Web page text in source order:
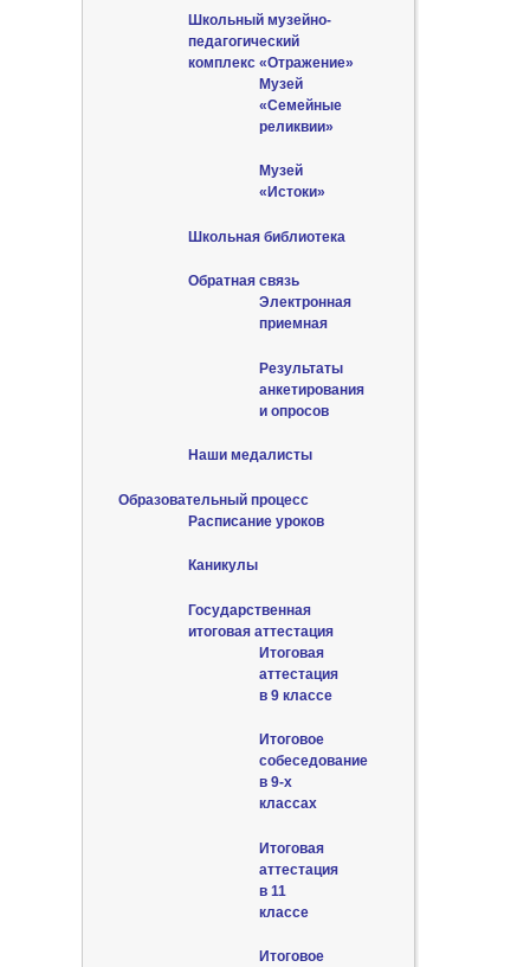
Школьный музейно-
педагогический
комплекс «Отражение»
Музей
«Семейные
реликвии»
Музей
«Истоки»
Школьная библиотека
Обратная связь
Электронная
приемная
Результаты
анкетирования
и опросов
Наши медалисты
Образовательный процесс
Расписание уроков
Каникулы
Государственная
итоговая аттестация
Итоговая
аттестация
в 9 классе
Итоговое
собеседование
в 9-х
классах
Итоговая
аттестация
в 11
классе
Итоговое